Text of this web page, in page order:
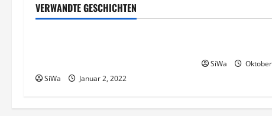
VERWANDTE GESCHICHTEN
Gesellschaft & Politik Tiere
SiWa Januar 2, 2022
SiWa